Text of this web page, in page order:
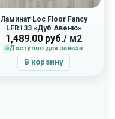
Ламинат Loc Floor Fancy
LFR133 «Дуб Авеню»
1,489.00 руб./ м2
Доступно для заказа
В корзину